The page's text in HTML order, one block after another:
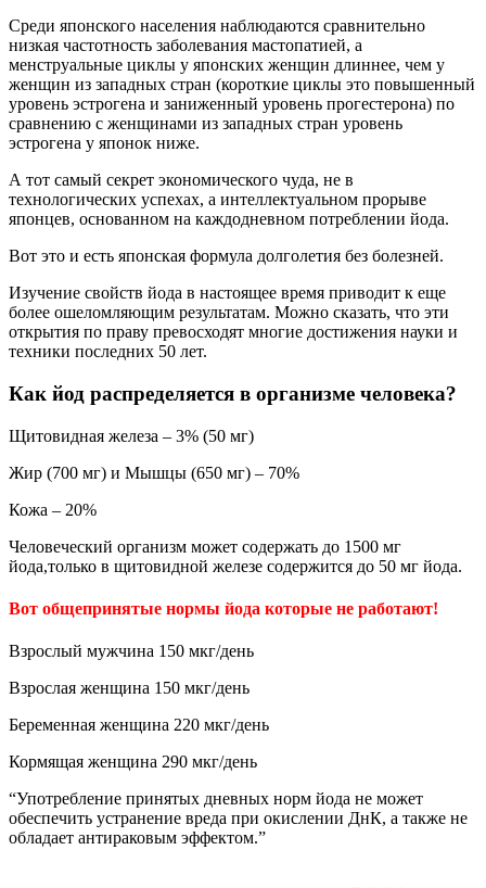
Среди японского населения наблюдаются сравнительно
низкая частотность заболевания мастопатией, а
менструальные циклы у японских женщин длиннее, чем у
женщин из западных стран (короткие циклы это повышенный
уровень эстрогена и заниженный уровень прогестерона) по
сравнению с женщинами из западных стран уровень
эстрогена у японок ниже.
А тот самый секрет экономического чуда, не в
технологических успехах, а интеллектуальном прорыве
японцев, основанном на каждодневном потреблении йода.
Вот это и есть японская формула долголетия без болезней.
Изучение свойств йода в настоящее время приводит к еще
более ошеломляющим результатам. Можно сказать, что эти
открытия по праву превосходят многие достижения науки и
техники последних 50 лет.
Как йод распределяется в организме человека?
Щитовидная железа – 3% (50 мг)
Жир (700 мг) и Мышцы (650 мг) – 70%
Кожа – 20%
Человеческий организм может содержать до 1500 мг
йода,только в щитовидной железе содержится до 50 мг йода.
Вот общепринятые нормы йода которые не работают!
Взрослый мужчина 150 мкг/день
Взрослая женщина 150 мкг/день
Беременная женщина 220 мкг/день
Кормящая женщина 290 мкг/день
“Употребление принятых дневных норм йода не может
обеспечить устранение вреда при окислении ДнК, а также не
обладает антираковым эффектом.”